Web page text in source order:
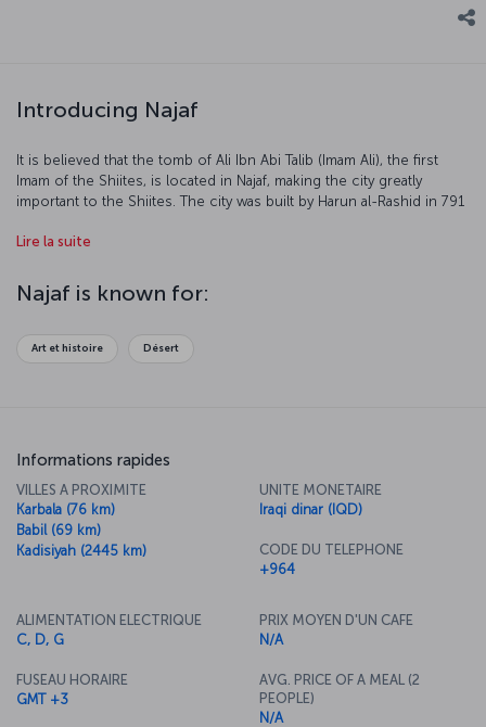
Introducing Najaf
It is believed that the tomb of Ali Ibn Abi Talib (Imam Ali), the first
Imam of the Shiites, is located in Najaf, making the city greatly
important to the Shiites. The city was built by Harun al-Rashid in 791
Lire la suite
Najaf is known for:
Art et histoire Désert
Informations rapides
VILLES A PROXIMITE
Karbala (76 km)
Babil (69 km)
Kadisiyah (2445 km)
UNITE MONETAIRE
Iraqi dinar (IQD)
CODE DU TELEPHONE
+964
ALIMENTATION ELECTRIQUE
C, D, G
FUSEAU HORAIRE
GMT +3
PRIX MOYEN D'UN CAFE
N/A
AVG. PRICE OF A MEAL (2
PEOPLE)
N/A